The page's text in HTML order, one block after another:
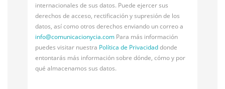
internacionales de sus datos. Puede ejercer sus
derechos de acceso, rectificación y supresión de los
datos, así como otros derechos enviando un correo a
info@comunicacionycia.com Para más información
puedes visitar nuestra Política de Privacidaddonde
entontarás más información sobre dónde, cómo y por
qué almacenamos sus datos.